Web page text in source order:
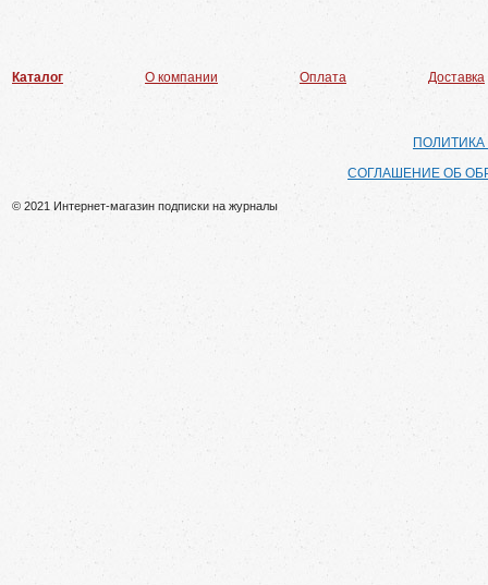
Каталог О компании Оплата Доставка
СОГЛАШЕНИЕ ОБ
© 2021 Интернет-магазин подписки на журналы